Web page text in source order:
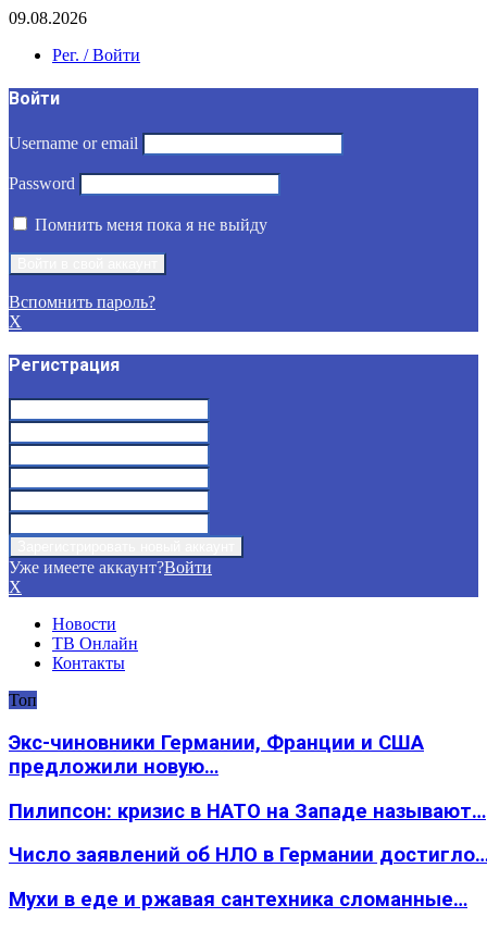
09.08.2026
Рег. / Войти
Войти
Username or email
Password
Помнить меня пока я не выйду
Вспомнить пароль?
X
Регистрация
Уже имеете аккаунт?Войти
X
Новости
ТВ Онлайн
Контакты
Топ
Экс-чиновники Германии, Франции и США
предложили новую…
Пилипсон: кризис в НАТО на Западе называют…
Число заявлений об НЛО в Германии
Мухи в еде и ржавая сантехника сломанные…